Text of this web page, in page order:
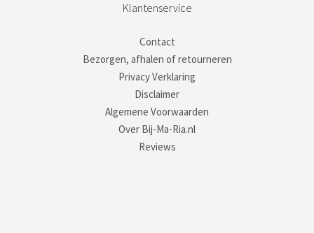
Klantenservice
Contact
Bezorgen, afhalen of retourneren
Privacy Verklaring
Disclaimer
Algemene Voorwaarden
Over Bij-Ma-Ria.nl
Reviews